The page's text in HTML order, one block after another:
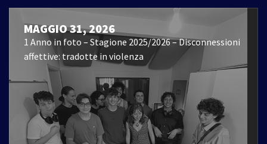
MAGGIO 31, 2026
1 Anno in foto – Stagione 2025/2026 – Disconnessioni
affettive: tradotte in violenza